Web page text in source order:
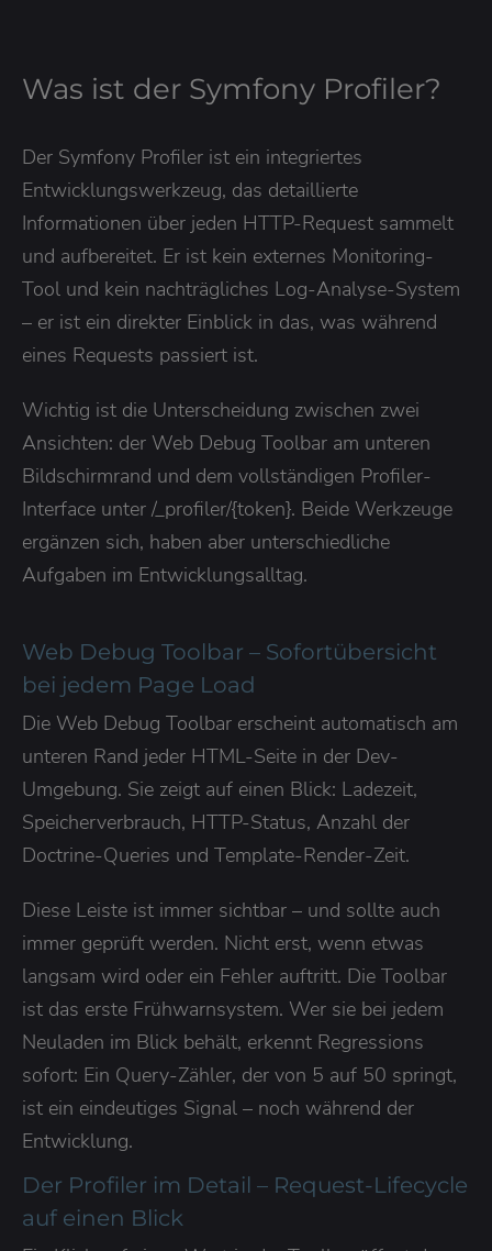
Was ist der Symfony Profiler?
Der Symfony Profiler ist ein integriertes
Entwicklungswerkzeug, das detaillierte
Informationen über jeden HTTP-Request sammelt
und aufbereitet. Er ist kein externes Monitoring-
Tool und kein nachträgliches Log-Analyse-System
– er ist ein direkter Einblick in das, was während
eines Requests passiert ist.
Wichtig ist die Unterscheidung zwischen zwei
Ansichten: der Web Debug Toolbar am unteren
Bildschirmrand und dem vollständigen Profiler-
Interface unter /_profiler/{token}. Beide Werkzeuge
ergänzen sich, haben aber unterschiedliche
Aufgaben im Entwicklungsalltag.
Web Debug Toolbar – Sofortübersicht
bei jedem Page Load
Die Web Debug Toolbar erscheint automatisch am
unteren Rand jeder HTML-Seite in der Dev-
Umgebung. Sie zeigt auf einen Blick: Ladezeit,
Speicherverbrauch, HTTP-Status, Anzahl der
Doctrine-Queries und Template-Render-Zeit.
Diese Leiste ist immer sichtbar – und sollte auch
immer geprüft werden. Nicht erst, wenn etwas
langsam wird oder ein Fehler auftritt. Die Toolbar
ist das erste Frühwarnsystem. Wer sie bei jedem
Neuladen im Blick behält, erkennt Regressions
sofort: Ein Query-Zähler, der von 5 auf 50 springt,
ist ein eindeutiges Signal – noch während der
Entwicklung.
Der Profiler im Detail – Request-Lifecycle
auf einen Blick